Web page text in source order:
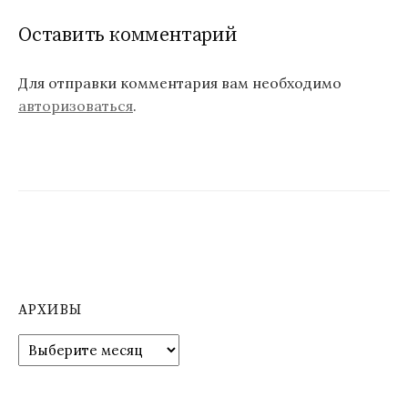
г
ц
и
п
и
с
Оставить комментарий
Для отправки комментария вам необходимо
авторизоваться.
АРХИВЫ
р